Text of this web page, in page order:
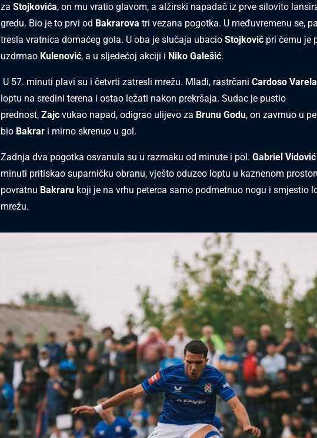
za Stojkovića, on mu vratio glavom, a alžirski napadač iz prve silovito
gredu. Bio je to prvi od Bakrarova tri vezana pogotka. U međuvremenu se,
tresla vratnica domaćeg gola. U oba je slučaja ubacio Stojković pri čemu je
uzdrmao Kulenović, a u sljedećoj akciji i Niko Galešić.
U 57. minuti plavi su i četvrti zatresli mrežu. Mladi, rastrčani Cardoso Varela
loptu na sredini terena i ostao ležati nakon prekršaja. Sudac je pustio
prednost, Zajc vukao napad, odigrao ulijevo za Brunu Godu, on zavrnuo u
bio Bakrar i mirno skrenuo u gol.
Zadnja dva pogotka osvanula su u razmaku od minute i pol. Gabriel Vidović
minuti pritiskao suparničku obranu, vješto oduzeo loptu u kaznenom
povratnu Bakraru koji je na vrhu peterca samo podmetnuo nogu i smjestio
mrežu.